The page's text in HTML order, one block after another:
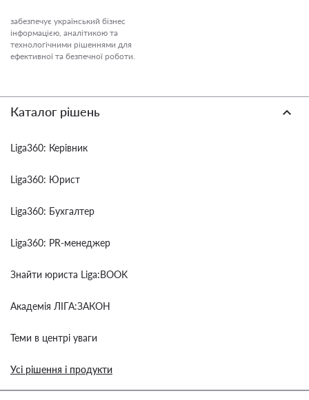
забезпечує український бізнес
інформацією, аналітикою та
технологічними рішеннями для
ефективної та безпечної роботи.
Каталог рішень
Liga360: Керівник
Liga360: Юрист
Liga360: Бухгалтер
Liga360: PR-менеджер
Знайти юриста Liga:BOOK
Академія ЛІГА:ЗАКОН
Теми в центрі уваги
Усі рішення і продукти